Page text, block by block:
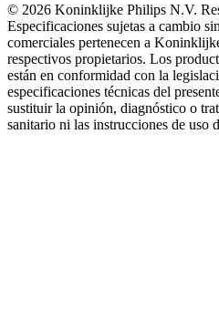
© 2026 Koninklijke Philips N.V.
Especificaciones sujetas a cambio
comerciales pertenecen a
respectivos propietarios. Los
están en conformidad con la
especificaciones técnicas del
sustituir la opinión, diagnóstico o
sanitario ni las instrucciones de uso